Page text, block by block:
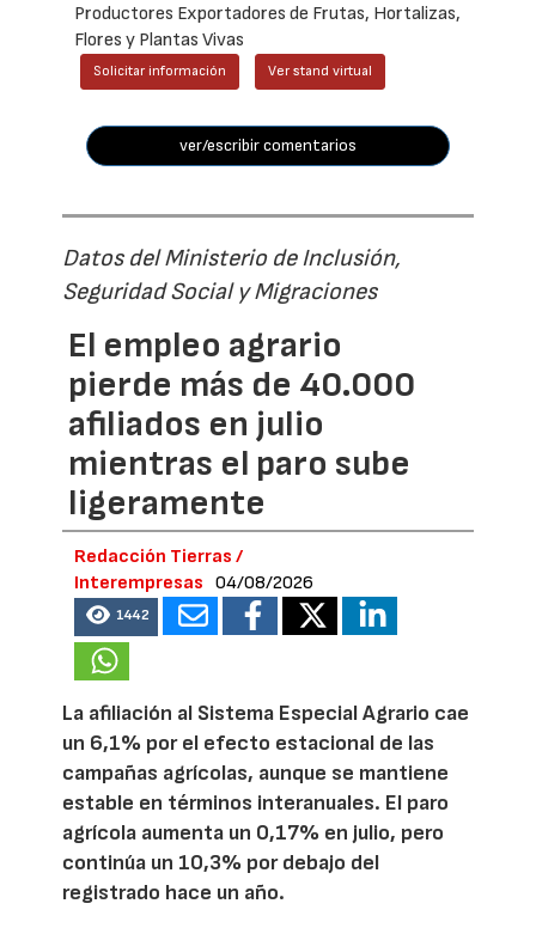
Productores Exportadores de Frutas, Hortalizas,
Flores y Plantas Vivas
Solicitar información Ver stand virtual
ver/escribir comentarios
Datos del Ministerio de Inclusión,
Seguridad Social y Migraciones
El empleo agrario
pierde más de 40.000
afiliados en julio
mientras el paro sube
ligeramente
Redacción Tierras /
Interempresas
04/08/2026
1442
La afiliación al Sistema Especial Agrario cae
un 6,1% por el efecto estacional de las
campañas agrícolas, aunque se mantiene
estable en términos interanuales. El paro
agrícola aumenta un 0,17% en julio, pero
continúa un 10,3% por debajo del
registrado hace un año.